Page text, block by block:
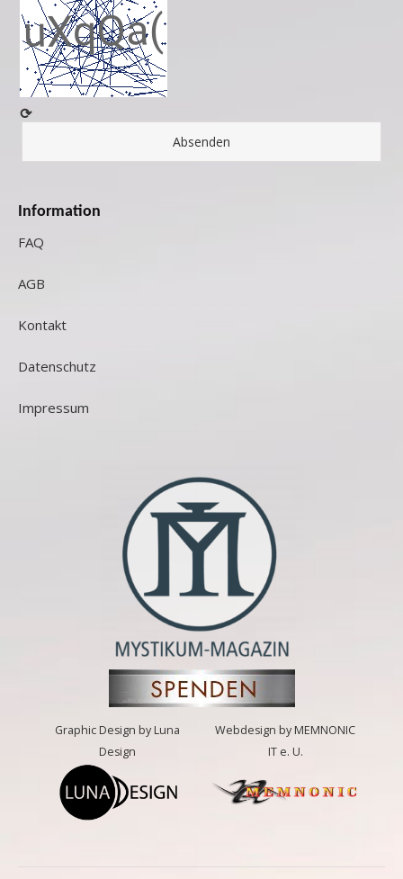
⟳
Information
FAQ
AGB
Kontakt
Datenschutz
Impressum
Graphic Design by Luna
Design
Webdesign by MEMNONIC
IT e. U.